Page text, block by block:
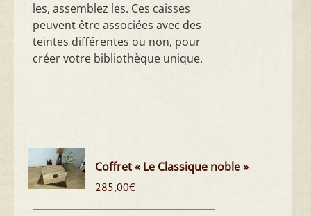
les, assemblez les. Ces caisses
peuvent être associées avec des
teintes différentes ou non, pour
créer votre bibliothèque unique.
Coffret « Le Classique noble »
285,00€